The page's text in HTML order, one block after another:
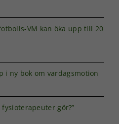
VM kan öka upp till 20
i ny bok om vardagsmotion
gör?”
hemsidan.
Genom att dela
intressen och ditt
beteende när du
surfar ökar du